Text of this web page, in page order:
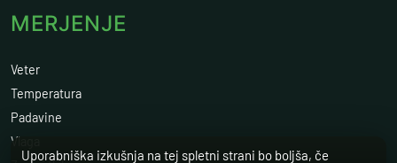
Uporabniška izkušnja na tej spletni strani bo boljša, če
MERJENJE
Veter
Temperatura
Padavine
Vlaga